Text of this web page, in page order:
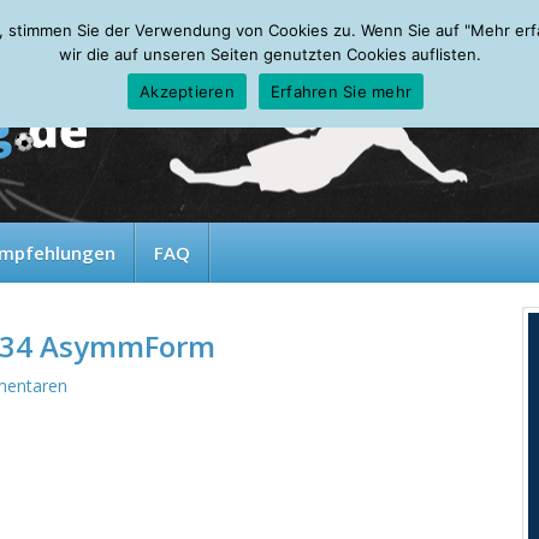
FAQ
AsymmForm
Sie der Verwendung von Cookies zu. Wenn Sie auf "Mehr
wir die auf unseren Seiten genutzten Cookies auflisten.
Akzeptieren
Erfahren Sie mehr